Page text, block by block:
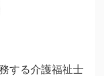
する介護福祉士